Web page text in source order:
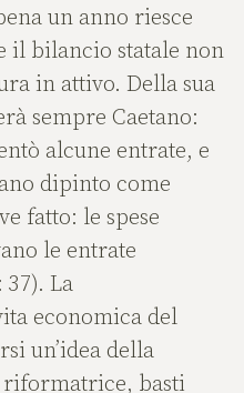
un anno riesce
il bilancio statale non
in attivo. Della sua
sempre Caetano:
alcune entrate, e
dipinto come
fatto: le spese
le entrate
37). La
economica del
un’idea della
riformatrice, basti